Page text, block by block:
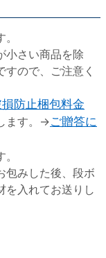
小さい商品を除
ので、ご注意く
防止梱包料金
ます。→ご贈答に
包みした後、段ボ
を入れてお送りし